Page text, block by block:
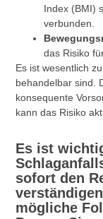
Index (BMI)
verbunden.
das Risiko
Es ist wesentlich
behandelbar sind.
konsequente
kann das Risiko
Es ist
sofort den
mögliche